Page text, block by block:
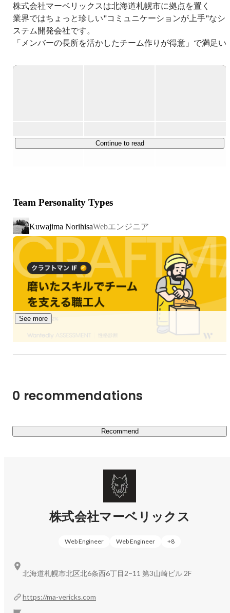
株式会社マーベリックスは北海道札幌市に拠点を置く
業界ではちょっと珍しい"コミュニケーションが上手"なシ
ステム開発会社です。
「メンバーの長所を活かしたチーム作りが得意」で満足い
様々な個性や能力を活かし、お互いの得意領域を活かした
す！／
発
・Node.js / Java / PHP などによるバックエンド開発
・API設計、DB設計を含むシステム開発全般
・生成AIを含む新技術のPoCや実装への挑戦
・顧客と直接コミュニケーションを取りつつ、要件定義や
設計から開発まで幅広く関わる経験
・チームで協力しながら、自分のスキルに応じてステップ
アップできる環境
・札幌を拠点にしながら、大手企業・先端企業の案件にも
参画できるチャンス
Continue to read
Team Personality Types
Kuwajima NorihisaWebエンジニア
See more
0 recommendations
Recommend
株式会社マーベリックス
Web Engineer Web Engineer +8
https://ma-vericks.com
北海道札幌市北区北6条西6丁目2−11 第3山崎ビル 2F